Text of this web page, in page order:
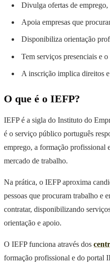
Divulga ofertas de emprego,
Apoia empresas que
Disponibiliza orientação
Tem serviços presenciais e
A inscrição implica direitos
O que é o IEFP?
IEFP é a sigla do Instituto do
é o serviço público português
emprego, a formação profissional
mercado de trabalho.
Na prática, o IEFP aproxima
pessoas que procuram trabalho e
contratar, disponibilizando
orientação e apoio.
O IEFP funciona através dos
formação profissional e do portal